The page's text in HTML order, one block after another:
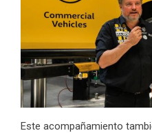
Este acompañamiento